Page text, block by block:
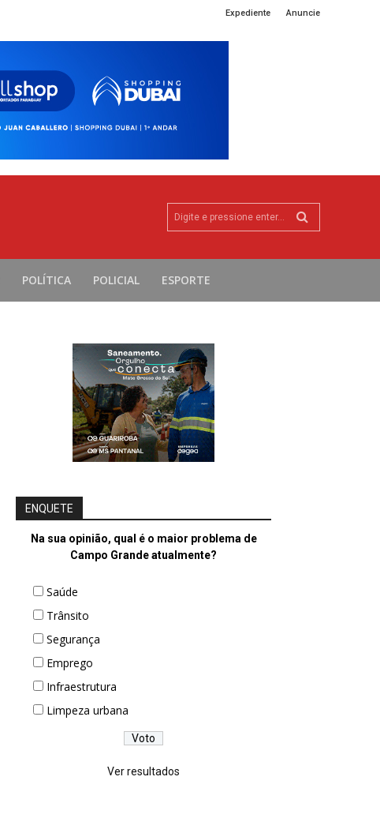
Expediente Anuncie
Digite e pressione enter...
POLÍTICA POLICIAL ESPORTE
ENQUETE
Na sua opinião, qual é o maior problema de
Campo Grande atualmente?
Saúde
Trânsito
Segurança
Emprego
Infraestrutura
Limpeza urbana
Ver resultados